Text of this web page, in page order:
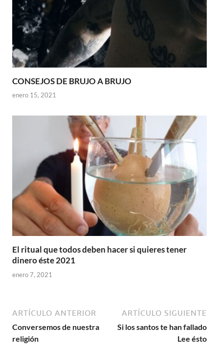
CONSEJOS DE BRUJO A BRUJO
enero 15, 2021
El ritual que todos deben hacer si quieres tener
dinero éste 2021
enero 7, 2021
ARTÍCULO ANTERIOR
Conversemos de nuestra
religión
ARTÍCULO SIGUIENTE
Si los santos te han fallado
Lee ésto